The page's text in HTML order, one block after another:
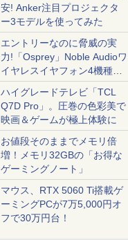
安! Anker注目プロジェクタ
ー3モデルを使ってみた
エントリーなのに脅威の実
力!「Osprey」Noble Audioワ
イヤレスイヤフォン4機種を
一気に聴く
ハイグレードテレビ「TCL
Q7D Pro」。圧巻の色彩美で
映画＆ゲームが極上体験に
お値段そのままでメモリ倍
増！メモリ32GBの「お得な
ゲーミングノート」
マウス、RTX 5060 Ti搭載ゲ
ーミングPCが7万5,000円オ
フで30万円台！